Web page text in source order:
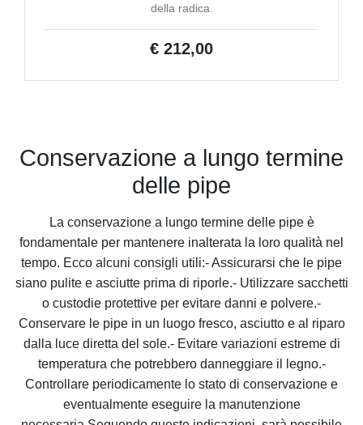
della radica.
€ 212,00
Conservazione a lungo termine
delle pipe
La conservazione a lungo termine delle pipe è
fondamentale per mantenere inalterata la loro qualità nel
tempo. Ecco alcuni consigli utili:- Assicurarsi che le pipe
siano pulite e asciutte prima di riporle.- Utilizzare sacchetti
o custodie protettive per evitare danni e polvere.-
Conservare le pipe in un luogo fresco, asciutto e al riparo
dalla luce diretta del sole.- Evitare variazioni estreme di
temperatura che potrebbero danneggiare il legno.-
Controllare periodicamente lo stato di conservazione e
eventualmente eseguire la manutenzione